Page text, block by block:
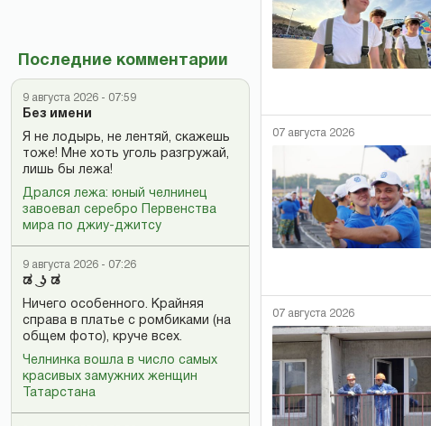
Последние комментарии
9 августа 2026 - 07:59
Без имени
Я не лодырь, не лентяй, скажешь
тоже! Мне хоть уголь разгружай,
лишь бы лежа!
Дрался лежа: юный челнинец
завоевал серебро Первенства
мира по джиу-джитсу
9 августа 2026 - 07:26
ಡ ͜ ʖ ಡ
Ничего особенного. Крайняя
справа в платье с ромбиками (на
общем фото), круче всех.
Челнинка вошла в число самых
красивых замужних женщин
Татарстана
07 августа 2026
07 августа 2026